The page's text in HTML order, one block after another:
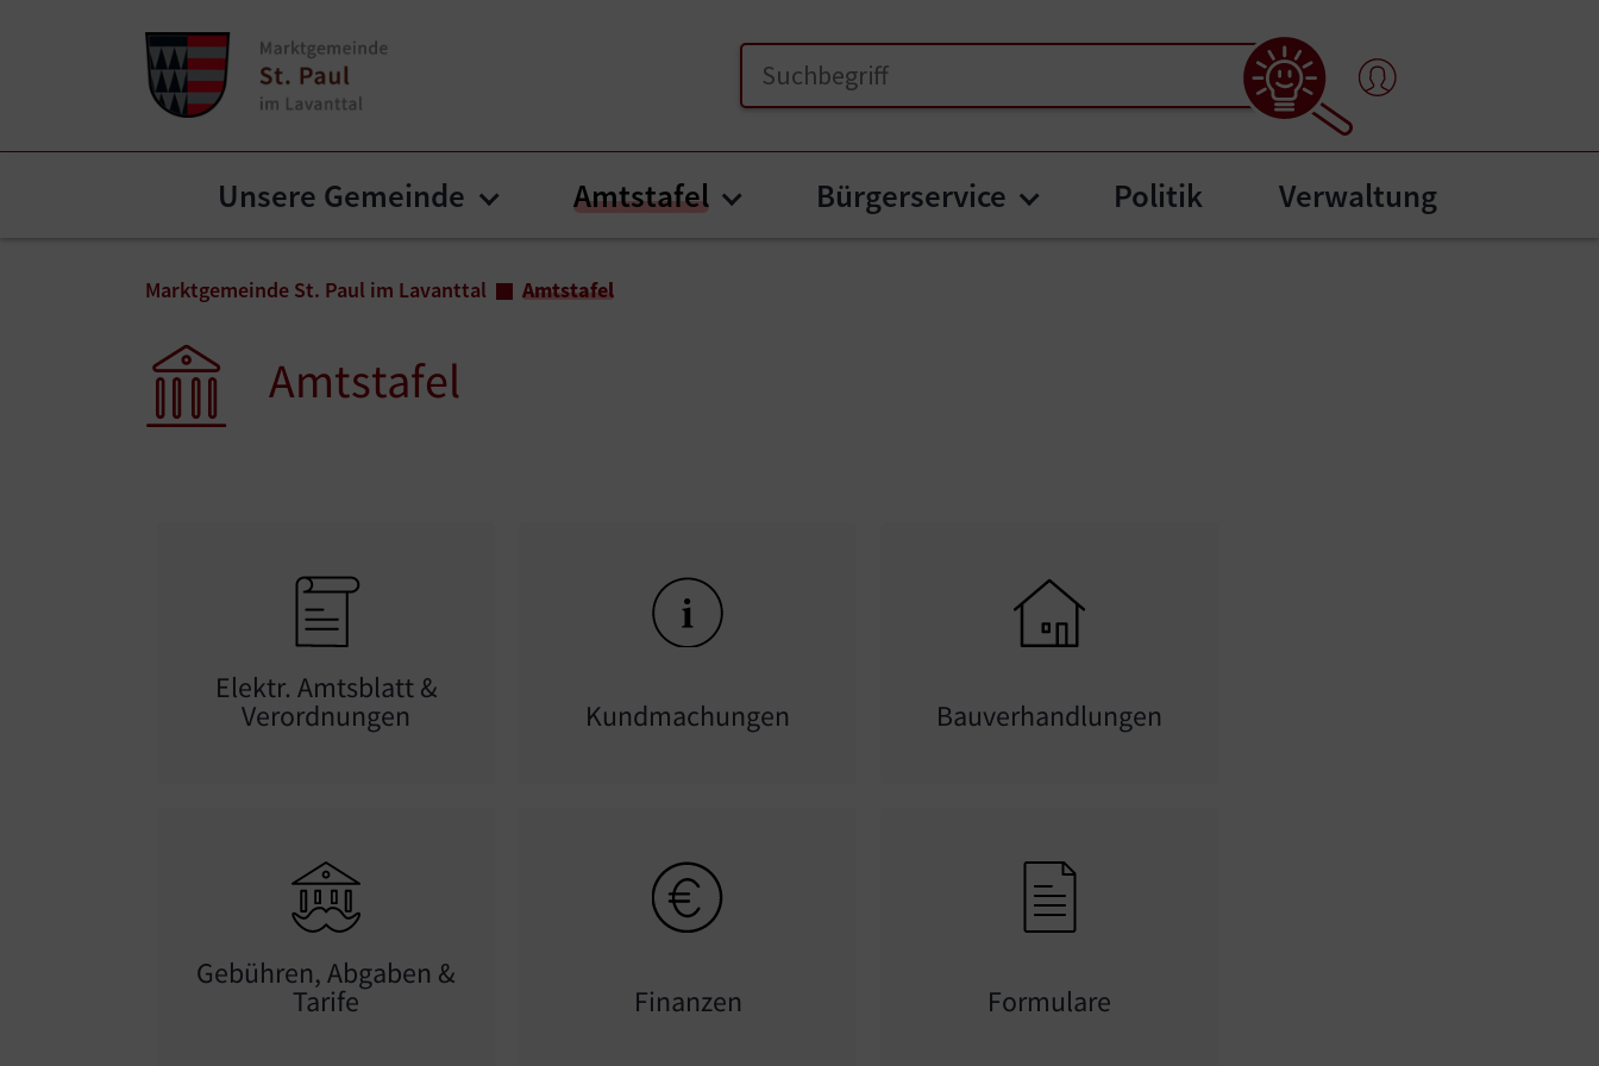
Unsere Gemeinde Submenu for "Unsere Gemeinde"
Amtstafel(current)
Submenu for "Amtstafel"
Bürgerservice Submenu for "Bürgerservice"
Politik Verwaltung
Marktgemeinde St. Paul im Lavanttal Amtstafel
Amtstafel
Elektr. Amtsblatt &
Verordnungen Kundmachungen Bauverhandlungen
Gebühren, Abgaben &
Tarife Finanzen Formulare